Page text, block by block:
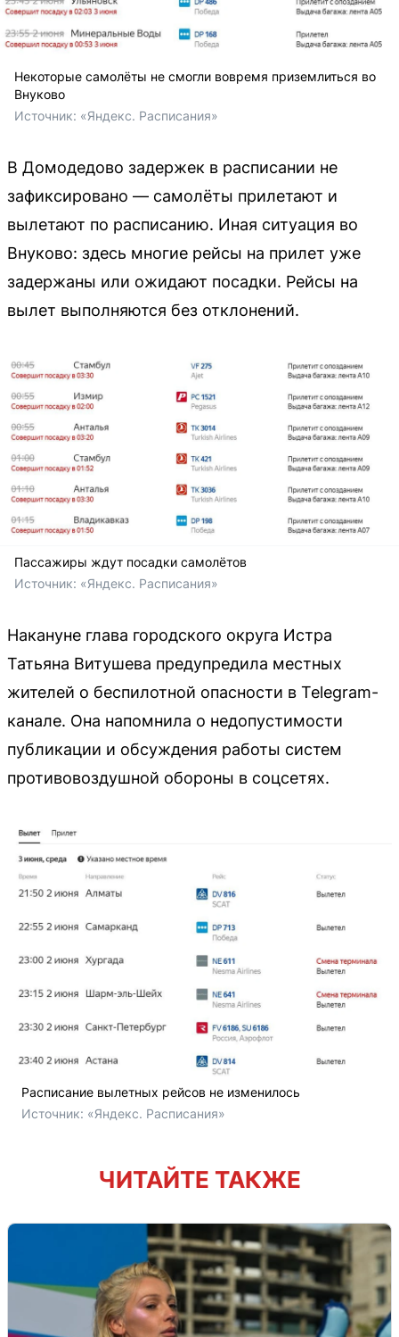
Некоторые самолёты не смогли вовремя приземлиться во
Внуково
Источник: «Яндекс. Расписания»
В Домодедово задержек в расписании не
зафиксировано — самолёты прилетают и
вылетают по расписанию. Иная ситуация во
Внуково: здесь многие рейсы на прилет уже
задержаны или ожидают посадки. Рейсы на
вылет выполняются без отклонений.
Пассажиры ждут посадки самолётов
Источник: «Яндекс. Расписания»
Накануне глава городского округа Истра
Татьяна Витушева предупредила местных
жителей о беспилотной опасности в Telegram-
канале. Она напомнила о недопустимости
публикации и обсуждения работы систем
противовоздушной обороны в соцсетях.
Расписание вылетных рейсов не изменилось
Источник: «Яндекс. Расписания»
ЧИТАЙТЕ ТАКЖЕ